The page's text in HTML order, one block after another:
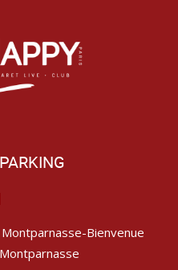
Bienvenue